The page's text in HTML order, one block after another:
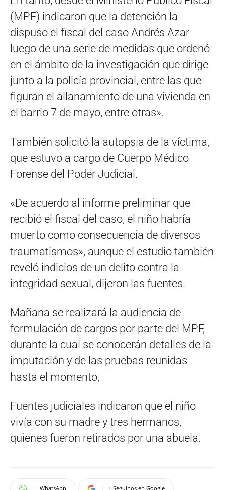
(MPF) indicaron que la detención la
dispuso el fiscal del caso Andrés Azar
luego de una serie de medidas que ordenó
en el ámbito de la investigación que dirige
junto a la policía provincial, entre las que
figuran el allanamiento de una vivienda en
el barrio 7 de mayo, entre otras».
También solicitó la autopsia de la víctima,
que estuvo a cargo de Cuerpo Médico
Forense del Poder Judicial.
«De acuerdo al informe preliminar que
recibió el fiscal del caso, el niño habría
muerto como consecuencia de diversos
traumatismos», aunque el estudio también
reveló indicios de un delito contra la
integridad sexual, dijeron las fuentes.
Mañana se realizará la audiencia de
formulación de cargos por parte del MPF,
durante la cual se conocerán detalles de la
imputación y de las pruebas reunidas
hasta el momento,
Fuentes judiciales indicaron que el niño
vivía con su madre y tres hermanos,
quienes fueron retirados por una abuela.
WhatsApp + Seguinos en Google